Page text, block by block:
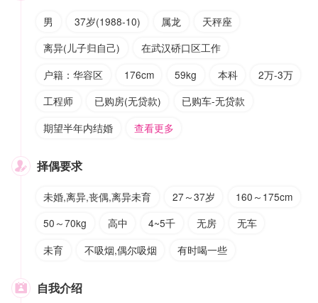
男 37岁(1988-10) 属龙
天秤座
离异(儿子归自己)
在武汉硚口区工作
户籍：华容区
176cm 59kg 本科
2万-3万
工程师
已购房(无贷款)
已购车-无贷款
期望半年内结婚
查看更多
 择偶要求
未婚,离异,丧偶,离异未育 27～37岁
160～175cm
50～70kg
高中 4~5千 无房
无车
未育
不吸烟,偶尔吸烟 有时喝一些
 自我介绍